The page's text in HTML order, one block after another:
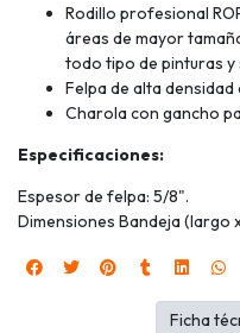
Rodillo profesional
áreas de mayor
todo tipo de pinturas y
Felpa de alta
Charola con gancho
Especificaciones:
Espesor de felpa: 5/8".
Dimensiones Bandeja (largo
Ficha